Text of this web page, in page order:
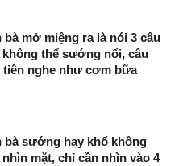
bà mở miệng ra là nói 3 câu
không thể sướng nổi, câu
tiên nghe như cơm bữa
bà sướng hay khổ không
nhìn mặt, chỉ cần nhìn vào 4